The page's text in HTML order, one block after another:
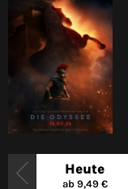
Heute
ab 9,49 €